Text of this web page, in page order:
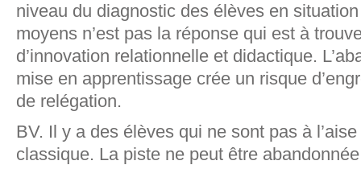
niveau du diagnostic des élèves en
moyens n’est pas la réponse qui est à
d’innovation relationnelle et didactique.
mise en apprentissage crée un risque
de relégation.
BV. Il y a des élèves qui ne sont pas à
classique. La piste ne peut être